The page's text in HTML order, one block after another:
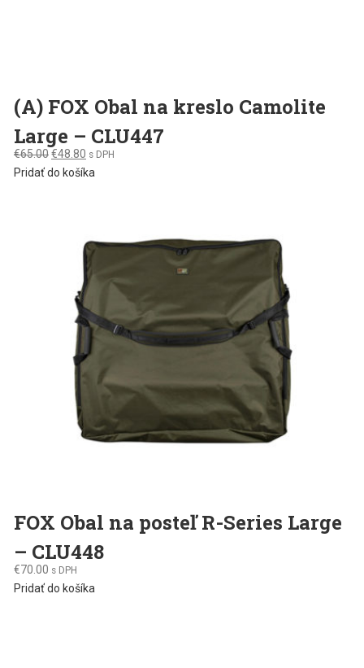
(A) FOX Obal na kreslo Camolite
Large – CLU447
€65.00Original
price
€48.80 Current
price
s DPH
Pridať do košíka
FOX Obal na posteľ R-Series Large
– CLU448
€70.00 s DPH
Pridať do košíka